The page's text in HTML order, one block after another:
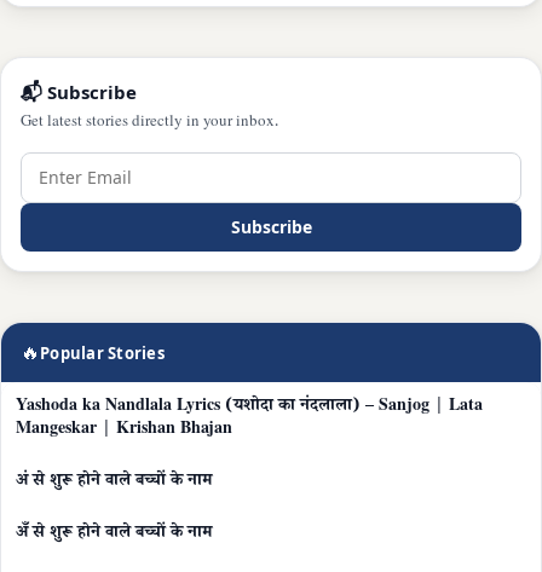
📬 Subscribe
Get latest stories directly in your inbox.
Subscribe
🔥 Popular Stories
Yashoda ka Nandlala Lyrics (यशोदा का नंदलाला) – Sanjog | Lata
Mangeskar | Krishan Bhajan
अं से शुरू होने वाले बच्चों के नाम
अँ से शुरू होने वाले बच्चों के नाम